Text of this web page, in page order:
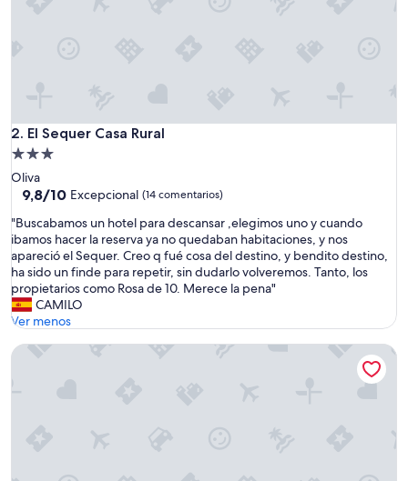
h
e
n
w
r
s
t
a
r
r
v
2. El Sequer Casa Rural
El Sequer Casa Rural
Alojamiento
de
3.0 estrellas
Oliva
9.8
10,
Excepcional,
(14 comentarios)
9,8/10 Excepcional (14 comentarios)
"
B
u
s
c
a
b
m
"Buscabamos un hotel para descansar ,elegimos uno y cuando
ibamos hacer la reserva ya no quedaban habitaciones, y nos
apareció el Sequer. Creo q fué cosa del destino, y bendito destino,
ha sido un finde para repetir, sin dudarlo volveremos. Tanto, los
propietarios como Rosa de 10. Merece la pena"
CAMILO
Ver menos
Posada Rural La Venteta